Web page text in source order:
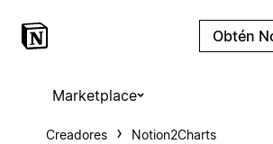
Obtén
Marketplace
Creadores Notion2Charts